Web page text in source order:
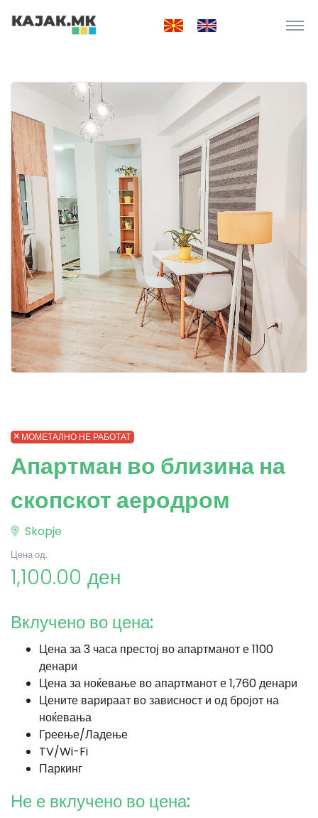
МОМЕТАЛНО НЕ РАБОТАТ
Апартман во близина на
скопскот аеродром
Skopje
Цена од:
1,100.00 ден
Вклучено во цена:
Цена за 3 часа престој во апартманот е 1100
денари
Цена за ноќевање во апартманот е 1,760 денари
Цените варираат во зависност и од бројот на
ноќевања
Греење/Ладење
TV/Wi-Fi
Паркинг
Не е вклучено во цена: